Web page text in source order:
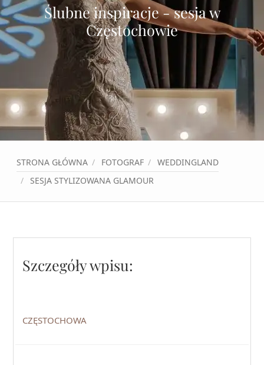
Ślubne inspiracje - sesja w
Częstochowie
STRONA GŁÓWNA FOTOGRAF
WEDDINGLAND
SESJA STYLIZOWANA GLAMOUR
Szczegóły wpisu:
CZĘSTOCHOWA